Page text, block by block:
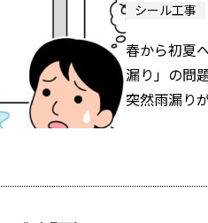
シール工事
春から初夏
漏り」の問
突然雨漏り